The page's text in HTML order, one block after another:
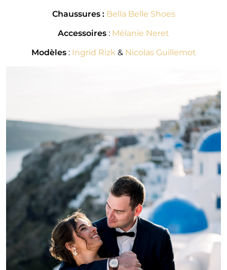
Chaussures : Bella Belle Shoes
Accessoires : Mélanie Neret
Modèles : Ingrid Rizk & Nicolas Guillemot